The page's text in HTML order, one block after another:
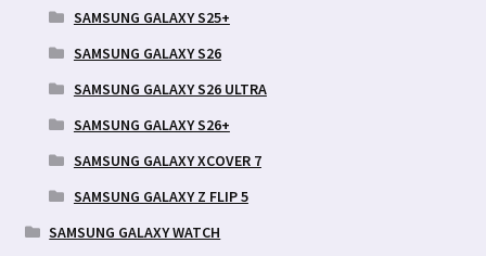
SAMSUNG GALAXY S25+
SAMSUNG GALAXY S26
SAMSUNG GALAXY S26 ULTRA
SAMSUNG GALAXY S26+
SAMSUNG GALAXY XCOVER 7
SAMSUNG GALAXY Z FLIP 5
SAMSUNG GALAXY WATCH